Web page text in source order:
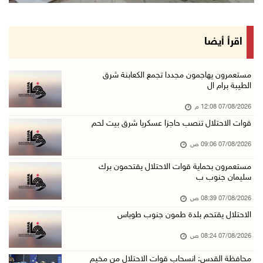
قوات الاحتلال تقتحم يعبد جنوب غرب جنين
48 إصابة منذ بدء عدوان الاحتلال على مخيم قلند ...
06/آب/2026 10:45 م
الاحتلال يعتقل شابين من المغير
06/آب/2026 10:27 م
وزير الداخلية يبحث مع مكافحة المخدرات الدولي ...
06/آب/2026 10:01 م
06/آب/2026 09:17 م
إصابة مسن بجروح ورضوض إثر اعتداء جيش الاحتلال ...
اقرأ أيضا
مستعمرون يهاجمون مجددا تجمع الكعابنة شرق
الطيبة برام ال
07/08/2026 12:08 م
قوات الاحتلال تنصب حاجزا عسكريا شرق بيت لحم
07/08/2026 09:06 ص
مستعمرون بحماية قوات الاحتلال يقتحمون برك
سليمان جنوب ب
07/08/2026 08:39 ص
الاحتلال يقتحم بلدة طمون جنوب طوباس
07/08/2026 08:24 ص
محافظة القدس: انسحاب قوات الاحتلال من مخيم